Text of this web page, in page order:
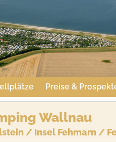
Preise &
Wallnau
/ Insel Fehmarn /